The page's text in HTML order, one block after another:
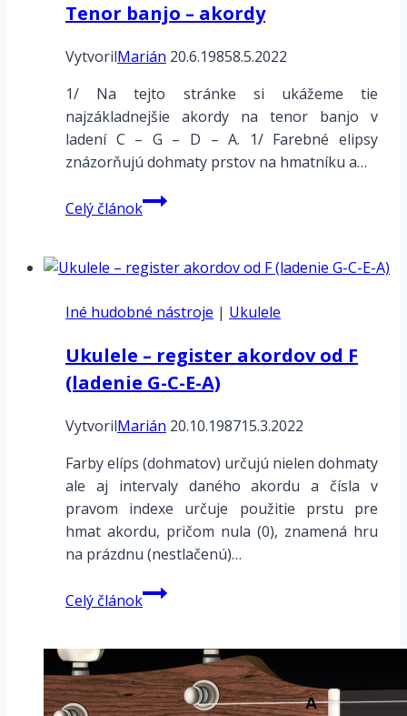
Tenor banjo – akordy
VytvorilMarián 20.6.19858.5.2022
1/ Na tejto stránke si ukážeme tie
najzákladnejšie akordy na tenor banjo v
ladení C – G – D – A. 1/ Farebné elipsy
znázorňujú dohmaty prstov na hmatníku a…
Celý článokTenor
banjo
akordy
Iné hudobné nástroje | Ukulele
Ukulele – register akordov od F
(ladenie G-C-E-A)
VytvorilMarián 20.10.198715.3.2022
Farby elíps (dohmatov) určujú nielen dohmaty
ale aj intervaly daného akordu a čísla v
pravom indexe určuje použitie prstu pre
hmat akordu, pričom nula (0), znamená hru
na prázdnu (nestlačenú)…
Celý článokUkulele
–
od
F